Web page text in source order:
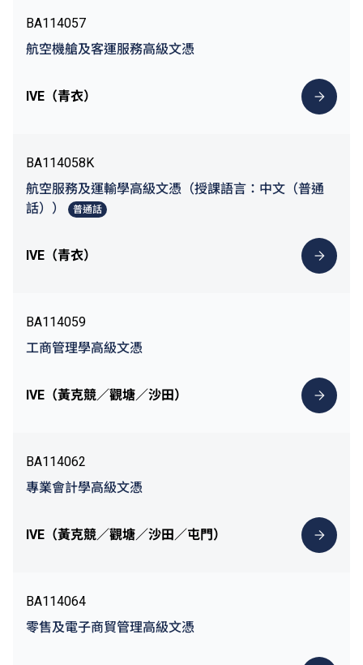
BA114057
航空機艙及客運服務高級文憑
IVE（青衣）
BA114058K
航空服務及運輸學高級文憑（授課語言：中文（普通
話））
普通話
IVE（青衣）
BA114059
工商管理學高級文憑
IVE（黃克競／觀塘／沙田）
BA114062
專業會計學高級文憑
IVE（黃克競／觀塘／沙田／屯門）
BA114064
零售及電子商貿管理高級文憑